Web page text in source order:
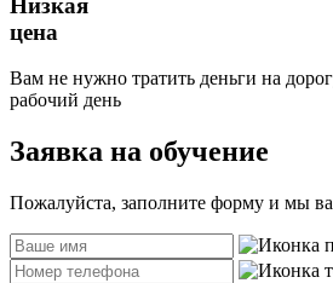
Низкая
цена
Вам не нужно тратить деньги на
рабочий день
Заявка на обучение
Пожалуйста, заполните форму и мы